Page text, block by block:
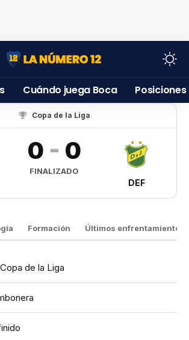
Cuándo juega Boca Posiciones
Copa de la Liga
0 - 0
FINALIZADO
DEF
Formación Últimos enfrentamientos
Copa de la Liga